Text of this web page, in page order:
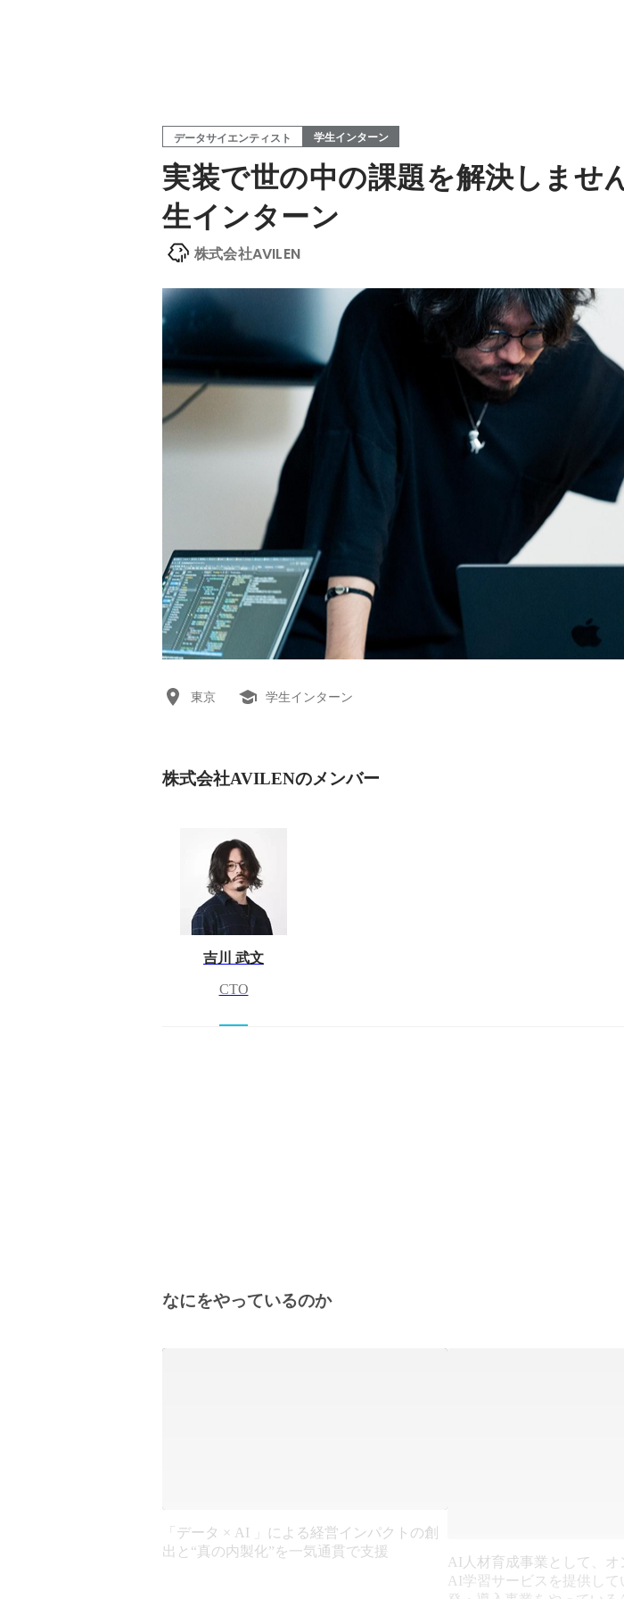
データサイエンティスト 学生インターン
実装で世の中の課題を解決しませ
生インターン
株式会社AVILEN
東京 学生インターン
株式会社AVILENのメンバー
吉川 武文
CTO
なにをやっているのか
「データ × AI 」による経営インパクトの創
出と“真の内製化”を一気通貫で⽀援
AI人材育成事業として、オ
AI学習サービスを提供して